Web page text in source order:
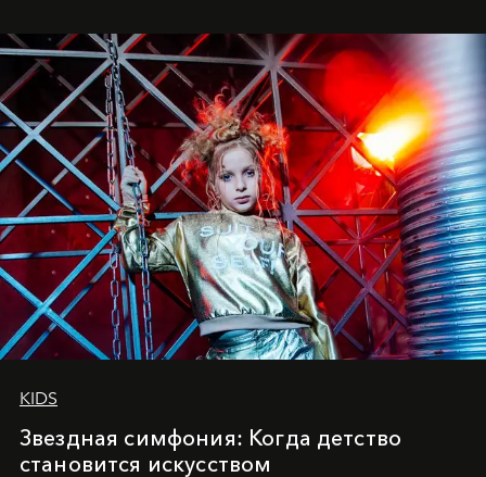
танцевального пути за плечами.
KIDS
Звездная симфония: Когда детство
становится искусством